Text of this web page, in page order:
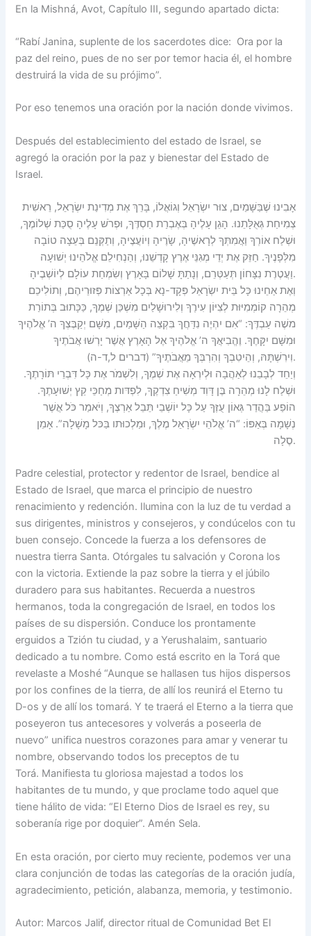
En la Mishná, Avot, Capítulo III, segundo apartado dicta:
“Rabí Janina, suplente de los sacerdotes dice: Ora por la
paz del reino, pues de no ser por temor hacia él, el hombre
destruirá la vida de su prójimo”.
Por eso tenemos una oración por la nación donde vivimos.
Después del establecimiento del estado de Israel, se
agregó la oración por la paz y bienestar del Estado de
Israel.
אָבִינוּ שֶׁבַּשָּׁמַיִם, צוּר יִשְׂרָאֵל וְגוֹאֲלוֹ, בָּרֵךְ אֶת מְדִינַת יִשְׂרָאֵל, רֵאשִׁית
צְמִיחַת גְּאֻלָּתֵנוּ. הָגֵן עָלֶיהָ בְּאֶבְרַת חַסְדֶּךָ, וּפְרֹשׁ עָלֶיהָ סֻכַּת שְׁלוֹמֶךָ,
וּשְׁלַח אוֹרְךָ וַאֲמִתְּךָ לְרָאשֶׁיהָ, שָׂרֶיהָ וְיוֹעֲצֶיהָ, וְתַקְּנֵם בְּעֵצָה טוֹבָה
מִלְּפָנֶיךָ. חַזֵּק אֶת יְדֵי מְגִנֵּי אֶרֶץ קָדְשֵׁנוּ, וְהַנְחִילֵם אֱלֹהֵינוּ יְשׁוּעָה
וַעֲטֶרֶת נִצָּחוֹן תְּעַטְּרֵם, וְנָתַתָּ שָׁלוֹם בָּאָרֶץ וְשִׂמְחַת עוֹלָם לְיוֹשְׁבֶיהָ.
וְאֶת אַחֵינוּ כָּל בֵּית יִשְׂרָאֵל פְּקָד-נָא בְּכָל אַרְצוֹת פְּזוּרֵיהֶם, וְתוֹלִיכֵם
מְהֵרָה קוֹמְמִיּוּת לְצִיּוֹן עִירֶךָ וְלִירוּשָׁלַיִם מִשְׁכַּן שְׁמֶךָ, כַּכָּתוּב בְּתוֹרַת
משֶׁה עַבְדֶּךָ: “אִם יִהְיֶה נִדַּחֲךָ בִּקְצֵה הַשָּׁמַיִם, מִשָּׁם יְקַבֶּצְךָ ה’ אֱלֹהֶיךָ
וּמִשָּׁם יִקָּחֶךָ. וֶהֱבִיאֲךָ ה’ אֱלֹהֶיךָ אֶל הָאָרֶץ אֲשֶׁר יָרְשׁוּ אֲבֹתֶיךָ
וִירִשְׁתָּהּ, וְהֵיטִבְךָ וְהִרְבְּךָ מֵאֲבֹתֶיךָ” (דברים ל,ד-ה).
וְיַחֵד לְבָבֵנוּ לְאַהֲבָה וּלְיִרְאָה אֶת שְׁמֶךָ, וְלִשְׁמֹר אֶת כָּל דִּבְרֵי תּוֹרָתֶךָ.
וּשְׁלַח לָנוּ מְהֵרָה בֶּן דָּוִד מְשִׁיחַ צִדְקֶךָ, לִפְדּות מְחַכֵּי קֵץ יְשׁוּעָתֶךָ.
הוֹפַע בַּהֲדַר גְּאוֹן עֻזֶּךָ עַל כָּל יוֹשְׁבֵי תֵּבֵל אַרְצֶךָ, וְיֹאמַר כֹּל אֲשֶׁר
נְשָׁמָה בְּאַפּוֹ: “ה’ אֱלֹהֵי יִשְׂרָאֵל מֶלֶךְ, וּמַלְכוּתו בַּכּל מָשָׁלָה”. אָמֵן
סֶלָה.
Padre celestial, protector y redentor de Israel, bendice al
Estado de Israel, que marca el principio de nuestro
renacimiento y redención. Ilumina con la luz de tu verdad a
sus dirigentes, ministros y consejeros, y condúcelos con tu
buen consejo. Concede la fuerza a los defensores de
nuestra tierra Santa. Otórgales tu salvación y Corona los
con la victoria. Extiende la paz sobre la tierra y el júbilo
duradero para sus habitantes. Recuerda a nuestros
hermanos, toda la congregación de Israel, en todos los
países de su dispersión. Conduce los prontamente
erguidos a Tzión tu ciudad, y a Yerushalaim, santuario
dedicado a tu nombre. Como está escrito en la Torá que
revelaste a Moshé “Aunque se hallasen tus hijos dispersos
por los confines de la tierra, de allí los reunirá el Eterno tu
D-os y de allí los tomará. Y te traerá el Eterno a la tierra que
poseyeron tus antecesores y volverás a poseerla de
nuevo” unifica nuestros corazones para amar y venerar tu
nombre, observando todos los preceptos de tu
Torá. Manifiesta tu gloriosa majestad a todos los
habitantes de tu mundo, y que proclame todo aquel que
tiene hálito de vida: “El Eterno Dios de Israel es rey, su
soberanía rige por doquier”. Amén Sela.
En esta oración, por cierto muy reciente, podemos ver una
clara conjunción de todas las categorías de la oración judía,
agradecimiento, petición, alabanza, memoria, y testimonio.
Autor: Marcos Jalif, director ritual de Comunidad Bet El